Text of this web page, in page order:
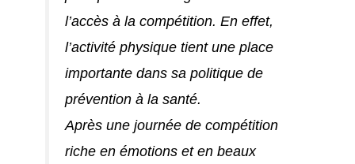
l’accès à la compétition. En effet,
l’activité physique tient une place
importante dans sa politique de
prévention à la santé.
Après une journée de compétition
riche en émotions et en beaux